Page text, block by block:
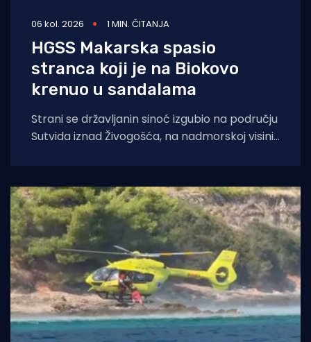
06 kol. 2026 1 MIN. ČITANJA
HGSS Makarska spasio
stranca koji je na Biokovo
krenuo u sandalama
Strani se državljanin sinoć izgubio na području
Sutvida iznad Živogošća, na nadmorskoj visini